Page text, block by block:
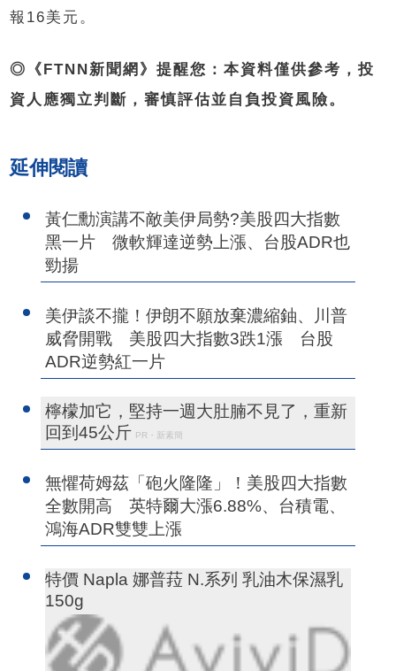
報16美元。
◎《FTNN新聞網》提醒您：本資料僅供參考，投
資人應獨立判斷，審慎評估並自負投資風險。
延伸閱讀
黃仁勳演講不敵美伊局勢?美股四大指數
黑一片 微軟輝達逆勢上漲、台股ADR也
勁揚
美伊談不攏！伊朗不願放棄濃縮鈾、川普
威脅開戰 美股四大指數3跌1漲 台股
ADR逆勢紅一片
檸檬加它，堅持一週大肚腩不見了，重新
回到45公斤 PR・新素簡
無懼荷姆茲「砲火隆隆」！美股四大指數
全數開高 英特爾大漲6.88%、台積電、
鴻海ADR雙雙上漲
特價 Napla 娜普菈 N.系列 乳油木保濕乳
150g